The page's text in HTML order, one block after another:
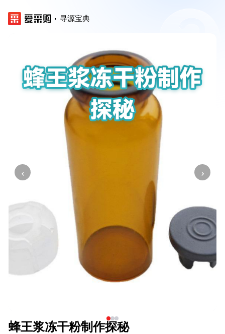
寻源宝典
‹ ›
蜂王浆冻干粉制作探秘